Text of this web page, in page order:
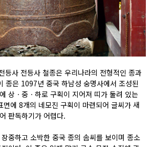
등사 전등사 철종은 우리나라의 전형적인 종과
종은 1097년 중국 하남성 숭명사에서 조성된
상ㆍ중ㆍ하로 구획이 지어져 띠가 둘려 있는
에 8개의 네모진 구획이 마련되어 글씨가 새
판독하기가 어렵다.
중하고 소박한 중국 종의 솜씨를 보이며 종소